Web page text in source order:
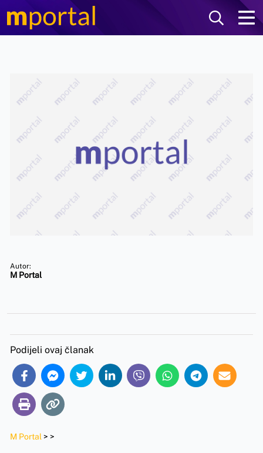
Autor:
M Portal
Podijeli ovaj članak
M Portal > >